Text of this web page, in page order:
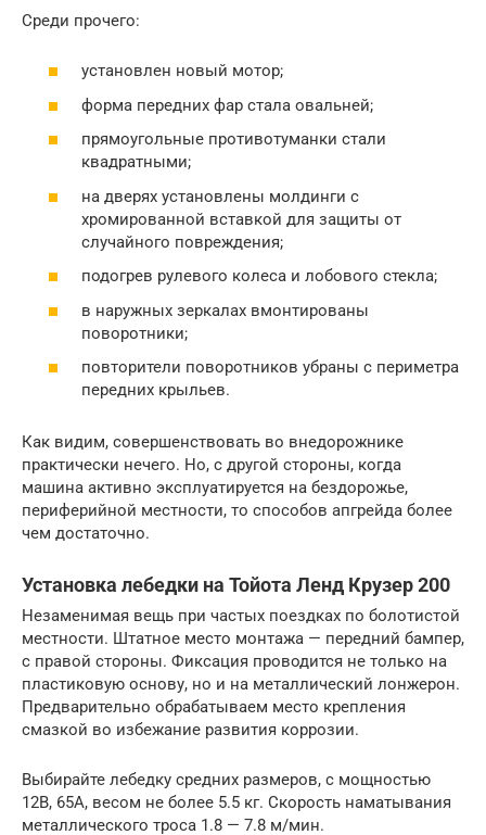
Среди прочего:
установлен новый мотор;
форма передних фар стала овальней;
прямоугольные противотуманки стали
квадратными;
на дверях установлены молдинги с
хромированной вставкой для защиты от
случайного повреждения;
подогрев рулевого колеса и лобового стекла;
в наружных зеркалах вмонтированы
поворотники;
повторители поворотников убраны с периметра
передних крыльев.
Как видим, совершенствовать во внедорожнике
практически нечего. Но, с другой стороны, когда
машина активно эксплуатируется на бездорожье,
периферийной местности, то способов апгрейда более
чем достаточно.
Установка лебедки на Тойота Ленд Крузер 200
Незаменимая вещь при частых поездках по болотистой
местности. Штатное место монтажа — передний бампер,
с правой стороны. Фиксация проводится не только на
пластиковую основу, но и на металлический лонжерон.
Предварительно обрабатываем место крепления
смазкой во избежание развития коррозии.
Выбирайте лебедку средних размеров, с мощностью
12В, 65А, весом не более 5.5 кг. Скорость наматывания
металлического троса 1.8 — 7.8 м/мин.